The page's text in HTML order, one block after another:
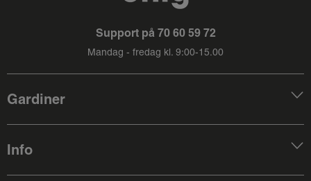
Support på 70 60 59 72
Mandag - fredag kl. 9:00-15.00
Gardiner
Info